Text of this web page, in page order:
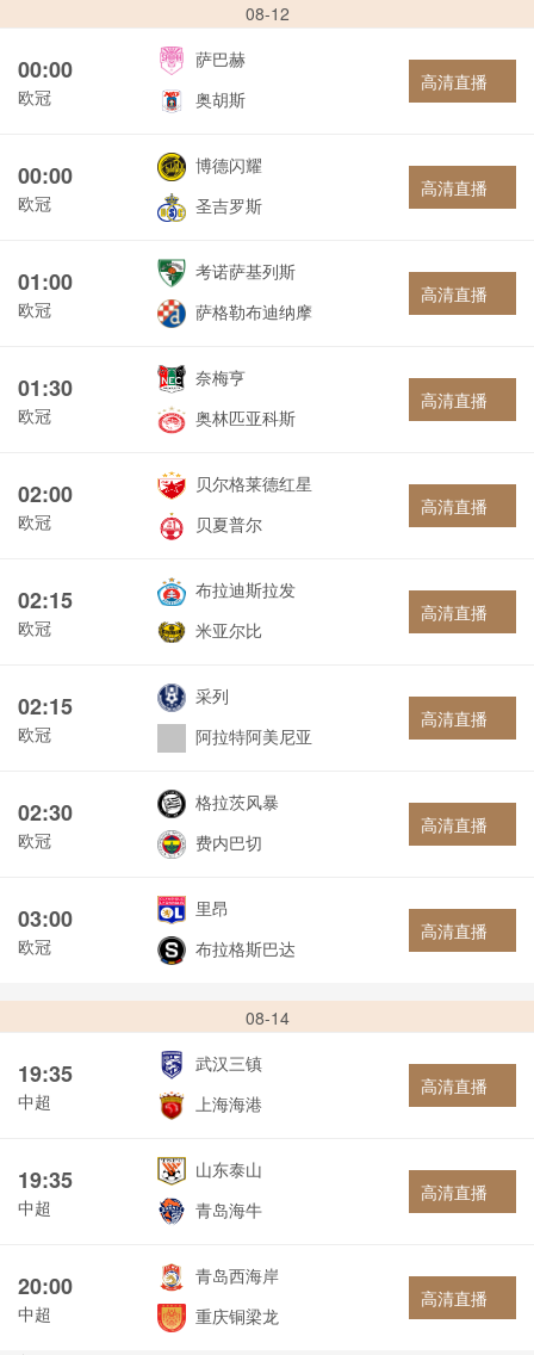
08-12
00:00
欧冠
萨巴赫
奥胡斯
高清直播
00:00
欧冠
博德闪耀
圣吉罗斯
高清直播
01:00
欧冠
考诺萨基列斯
萨格勒布迪纳摩
高清直播
01:30
欧冠
奈梅亨
奥林匹亚科斯
高清直播
02:00
欧冠
贝尔格莱德红星
贝夏普尔
高清直播
02:15
欧冠
布拉迪斯拉发
米亚尔比
高清直播
02:15
欧冠
采列
阿拉特阿美尼亚
高清直播
02:30
欧冠
格拉茨风暴
费内巴切
高清直播
03:00
欧冠
里昂
布拉格斯巴达
高清直播
08-14
19:35
中超
武汉三镇
上海海港
高清直播
19:35
中超
山东泰山
青岛海牛
高清直播
20:00
中超
青岛西海岸
重庆铜梁龙
高清直播